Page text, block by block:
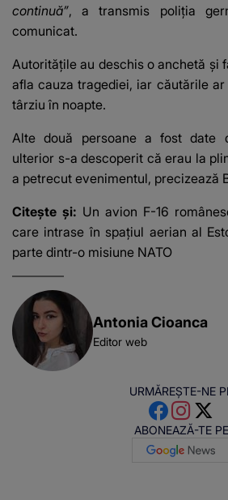
continuă”, a transmis poliția
comunicat.
Autoritățile au deschis o anchetă și
afla cauza tragediei, iar căutările
târziu în noapte.
Alte două persoane a fost date
ulterior s-a descoperit că erau la
a petrecut evenimentul, precizează
Citește și: Un avion F-16
care intrase în spațiul aerian al
parte dintr-o misiune NATO
Antonia Cioanca
Editor web
URMĂREȘTE-NE
ABONEAZĂ-TE PE